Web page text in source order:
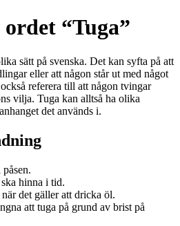
“Tuga”
sätt på svenska. Det kan syfta på att
eller att någon står ut med något
referera till att någon tvingar
vilja. Tuga kan alltså ha olika
det används i.
hinna i tid.
det gäller att dricka öl.
att tuga på grund av brist på